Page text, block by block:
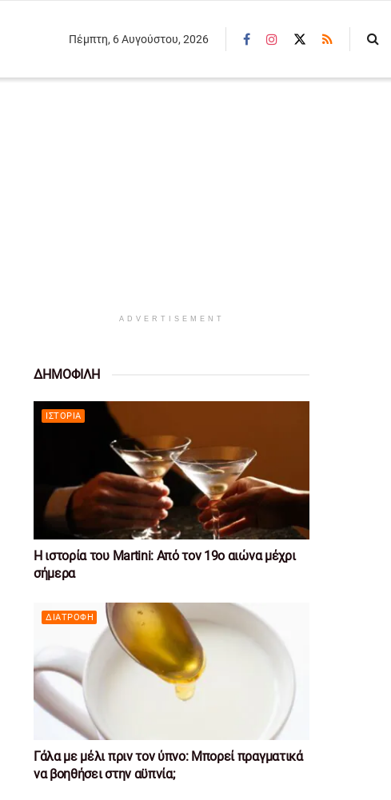
Πέμπτη, 6 Αυγούστου, 2026
ADVERTISEMENT
ΔΗΜΟΦΙΛΗ
ΙΣΤΟΡΊΑ
Η ιστορία του Martini: Από τον 19ο αιώνα μέχρι
σήμερα
ΔΙΑΤΡΟΦΉ
Γάλα με μέλι πριν τον ύπνο: Μπορεί πραγματικά
να βοηθήσει στην αϋπνία;